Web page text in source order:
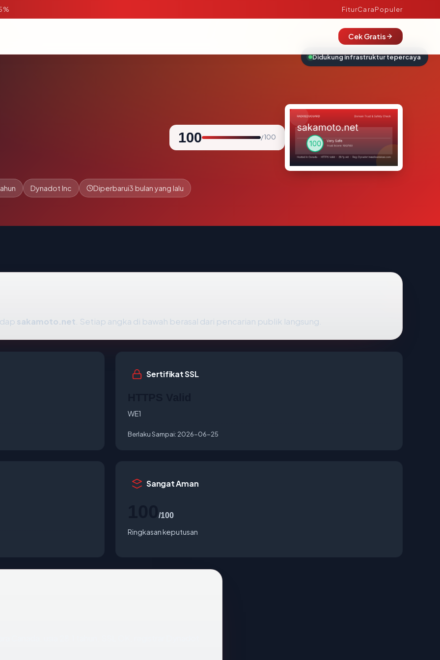
FiturCaraPopuler
Cek Gratis
100 / 100
Dynadot Inc Diperbarui3 bulan yang lalu
sakamoto.net . Setiap angka di bawah berasal dari pencarian publik langsung.
Sertifikat SSL
WE1
Berlaku Sampai: 2026-06-25
Sangat Aman
/100
Ringkasan keputusan
Didukung infrastruktur tepercaya